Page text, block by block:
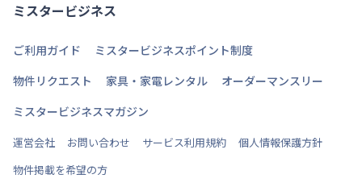
ミスタービジネス
ご利用ガイド
ミスタービジネスポイント制度
物件リクエスト
家具・家電レンタル
オーダーマンスリー
ミスタービジネスマガジン
運営会社 お問い合わせ サービス利用規約
個人情報保護方針
物件掲載を希望の方